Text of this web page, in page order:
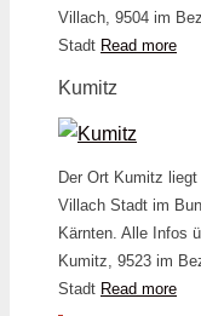
Villach, 9504 im
Stadt Read more
Kumitz
Der Ort Kumitz
Villach Stadt im
Kärnten. Alle Infos
Kumitz, 9523 im
Stadt Read more